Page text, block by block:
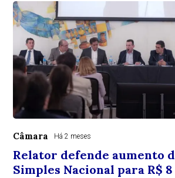
Câmara Há 2 meses
Relator defende aumento
Simples Nacional para R$